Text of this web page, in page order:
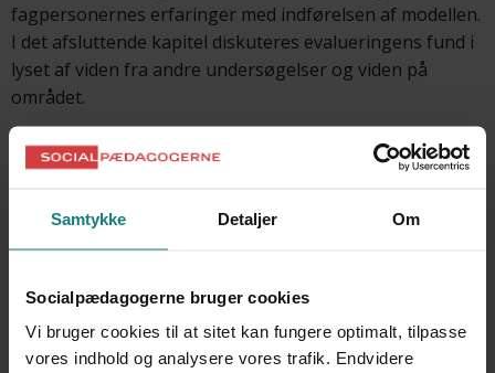
Samtykke Detaljer Om
Socialpædagogerne bruger cookies
Vi bruger cookies til at sitet kan fungere optimalt, tilpasse
vores indhold og analysere vores trafik. Endvidere
fagpersonernes erfaringer med indførelsen af modellen.
I det afsluttende kapitel diskuteres evalueringens fund i
lyset af viden fra andre undersøgelser og viden på
området.
Undersøgelser og evalueringer
Forfatter
Social- og Boligstyrelsen